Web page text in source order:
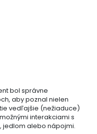
bol správne
aby poznal nielen
vedľajšie (nežiaduce)
interakciami s
jedlom alebo nápojmi.